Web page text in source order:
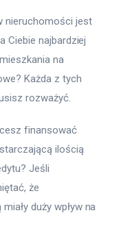
nieruchomości jest
Ciebie najbardziej
na
Każda z tych
rozważyć.
finansować
ilością
Jeśli
że
duży wpływ na